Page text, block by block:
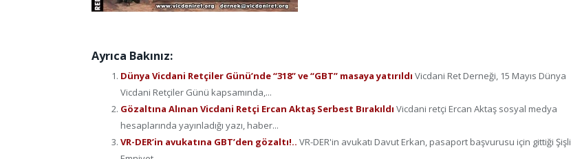
Ayrıca Bakınız:
Dünya Vicdani Retçiler Günü’nde “318” ve “GBT” masaya yatırıldı Vicdani Ret Derneği, 15 Mayıs Dünya
Vicdani Retçiler Günü kapsamında,...
Gözaltına Alınan Vicdani Retçi Ercan Aktaş Serbest Bırakıldı Vicdani retçi Ercan Aktaş sosyal medya
hesaplarında yayınladığı yazı, haber...
VR-DER’in avukatına GBT’den gözaltı!.. VR-DER'in avukatı Davut Erkan, pasaport başvurusu için gittiği Şişli